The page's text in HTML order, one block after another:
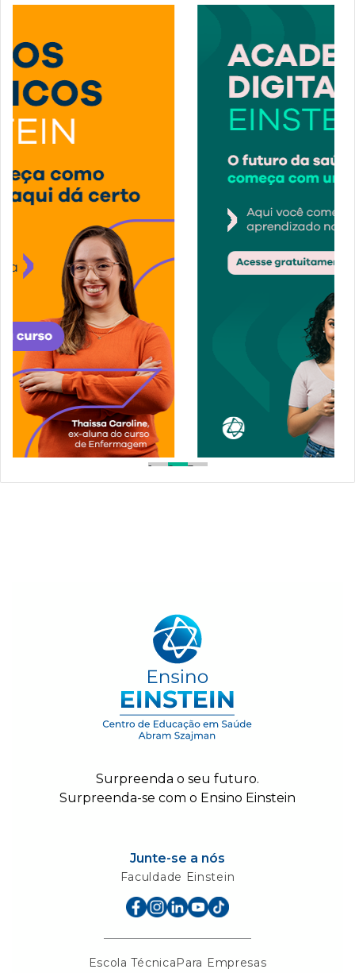
1 2 3
Surpreenda o seu futuro.
Surpreenda-se com o Ensino Einstein
Junte-se a nós
Faculdade Einstein
Escola TécnicaPara Empresas